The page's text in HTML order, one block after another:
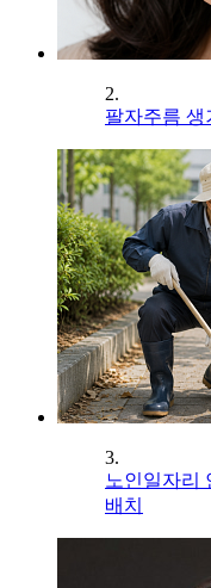
2.
팔자주름 생
3.
노인일자리
배치